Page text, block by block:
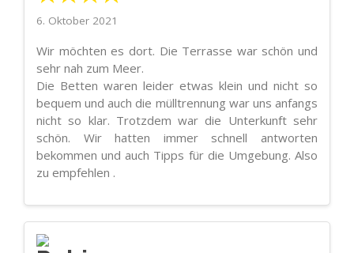
6. Oktober 2021
Wir möchten es dort. Die Terrasse war schön und
sehr nah zum Meer.
Die Betten waren leider etwas klein und nicht so
bequem und auch die mülltrennung war uns anfangs
nicht so klar. Trotzdem war die Unterkunft sehr
schön. Wir hatten immer schnell antworten
bekommen und auch Tipps für die Umgebung. Also
zu empfehlen .